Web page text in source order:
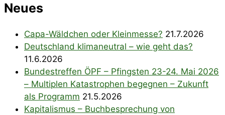
Neues
Capa-Wäldchen oder Kleinmesse? 21.7.2026
Deutschland klimaneutral – wie geht das?
11.6.2026
Bundestreffen ÖPF – Pfingsten 23-24. Mai 2026
– Multiplen Katastrophen begegnen – Zukunft
als Programm 21.5.2026
Kapitalismus – Buchbesprechung von